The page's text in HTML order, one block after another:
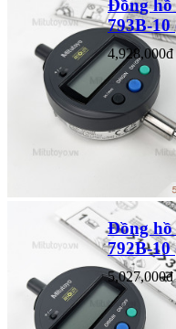
Đồng hồ
793B-10
4,928,000đ
Đồng hồ
792B-10
5,027,000đ